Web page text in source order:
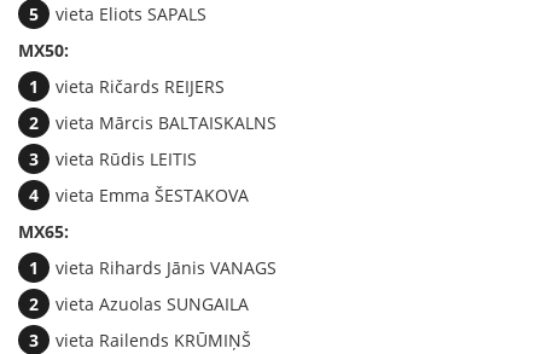
vieta Eliots SAPALS
MX50:
vieta Ričards REIJERS
vieta Mārcis BALTAISKALNS
vieta Rūdis LEITIS
vieta Emma ŠESTAKOVA
MX65:
vieta Rihards Jānis VANAGS
vieta Azuolas SUNGAILA
vieta Railends KRŪMIŅŠ